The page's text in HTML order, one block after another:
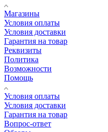
Магазины
Условия оплаты
Условия доставки
Гарантия на товар
Реквизиты
Политика
Возможности
Помощь
Условия оплаты
Условия доставки
Гарантия на товар
Вопрос-ответ